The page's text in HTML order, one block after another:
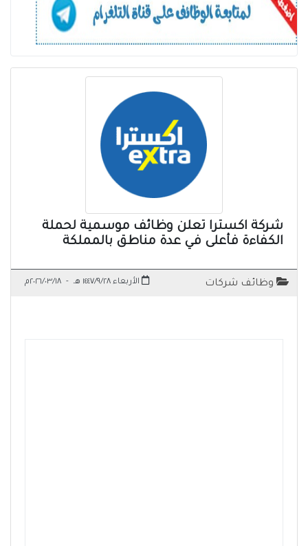
شركة اكسترا تعلن وظائف موسمية لحملة
الكفاءة فأعلى في عدة مناطق بالمملكة
وظائف شركات الأربعاء ١٤٤٧/٩/٢٨ هـ - ٢٠٢٦/٠٣/١٨م